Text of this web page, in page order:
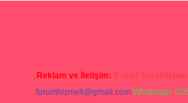
Reklam ve İletişim: E-mail:
forumhizmeti@gmail.com Whatsapp: